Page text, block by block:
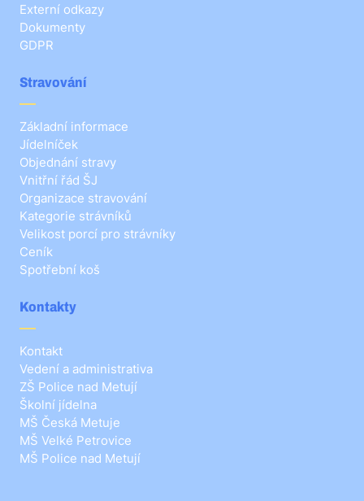
Externí odkazy
Dokumenty
GDPR
Stravování
Základní informace
Jídelníček
Objednání stravy
Vnitřní řád ŠJ
Organizace stravování
Kategorie strávníků
Velikost porcí pro strávníky
Ceník
Spotřební koš
Kontakty
Kontakt
Vedení a administrativa
ZŠ Police nad Metují
Školní jídelna
MŠ Česká Metuje
MŠ Velké Petrovice
MŠ Police nad Metují